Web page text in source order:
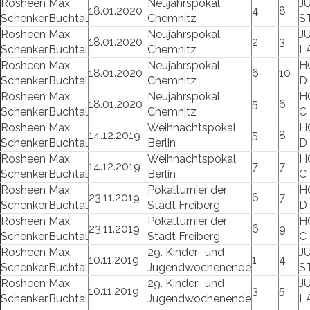
Rosheen
Schenker
Max
Buchtal
18.01.2020
Neujahrspokal
Chemnitz
4 8
Rosheen
Schenker
Max
Buchtal
18.01.2020
Neujahrspokal
Chemnitz
2 3
Rosheen
Schenker
Max
Buchtal
18.01.2020
Neujahrspokal
Chemnitz
6 10
D
Rosheen
Schenker
Max
Buchtal
18.01.2020
Neujahrspokal
Chemnitz
5 6
C
Rosheen
Schenker
Max
Buchtal
14.12.2019
Weihnachtspokal
Berlin
5 8
D
Rosheen
Schenker
Max
Buchtal
14.12.2019
Weihnachtspokal
Berlin
7 7
C
Rosheen
Schenker
Max
Buchtal
23.11.2019
Pokalturnier der
Stadt Freiberg
6 7
D
Rosheen
Schenker
Max
Buchtal
23.11.2019
Pokalturnier der
Stadt Freiberg
6 9
C
Rosheen
Schenker
Max
Buchtal
10.11.2019
29. Kinder- und
Jugendwochenende
1 4
Rosheen
Schenker
Max
Buchtal
10.11.2019
29. Kinder- und
Jugendwochenende
3 5